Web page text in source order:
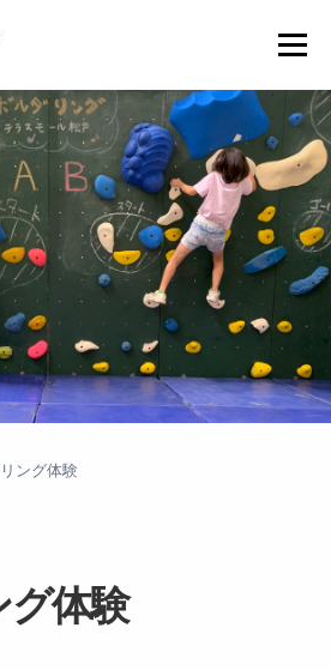
メニュー
商品一覧
ト.JP
ング体験
体験